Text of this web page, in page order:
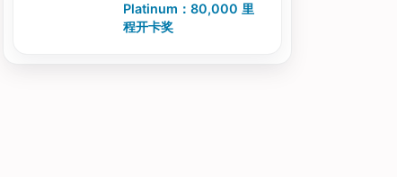
Platinum：80,000 里
程开卡奖